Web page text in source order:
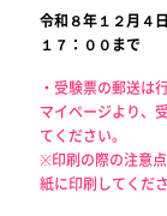
令和８年１２月４
１７：００まで
・受験票の郵送は
マイページより、
てください。
※印刷の際の注意
紙に印刷してくださ